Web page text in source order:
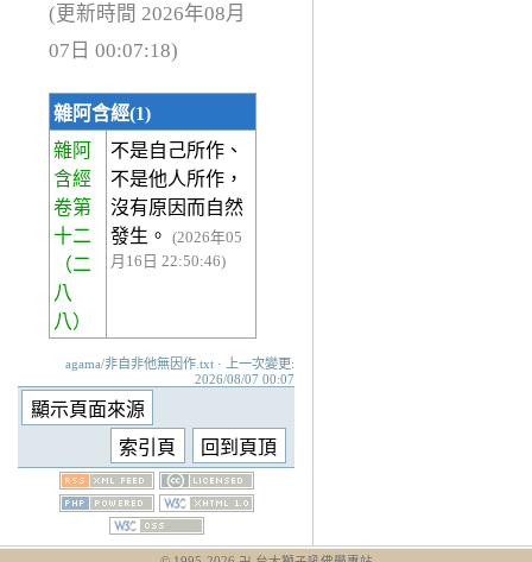
(更新時間 2026年08月
07日 00:07:18)
雜阿含經(1)
雜阿
含經
卷第
十二
（二
八
八）
不是自己所作、
不是他人所作，
沒有原因而自然
發生。
(2026年05
月16日 22:50:46)
agama/非自非他無因作.txt · 上一次變更:
2026/08/07 00:07